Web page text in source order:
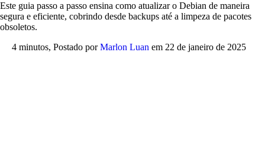
Este guia passo a passo ensina como atualizar o Debian de maneira
segura e eficiente, cobrindo desde backups até a limpeza de pacotes
obsoletos.
4 minutos, Postado porMarlon Luan em 22 de janeiro de 2025